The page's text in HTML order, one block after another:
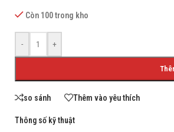
AJAX Shop
Hidden sidebar
HOT
Còn 100 trong kho
- +
so sánh Thêm vào yêu thích
Thông số kỹ thuật